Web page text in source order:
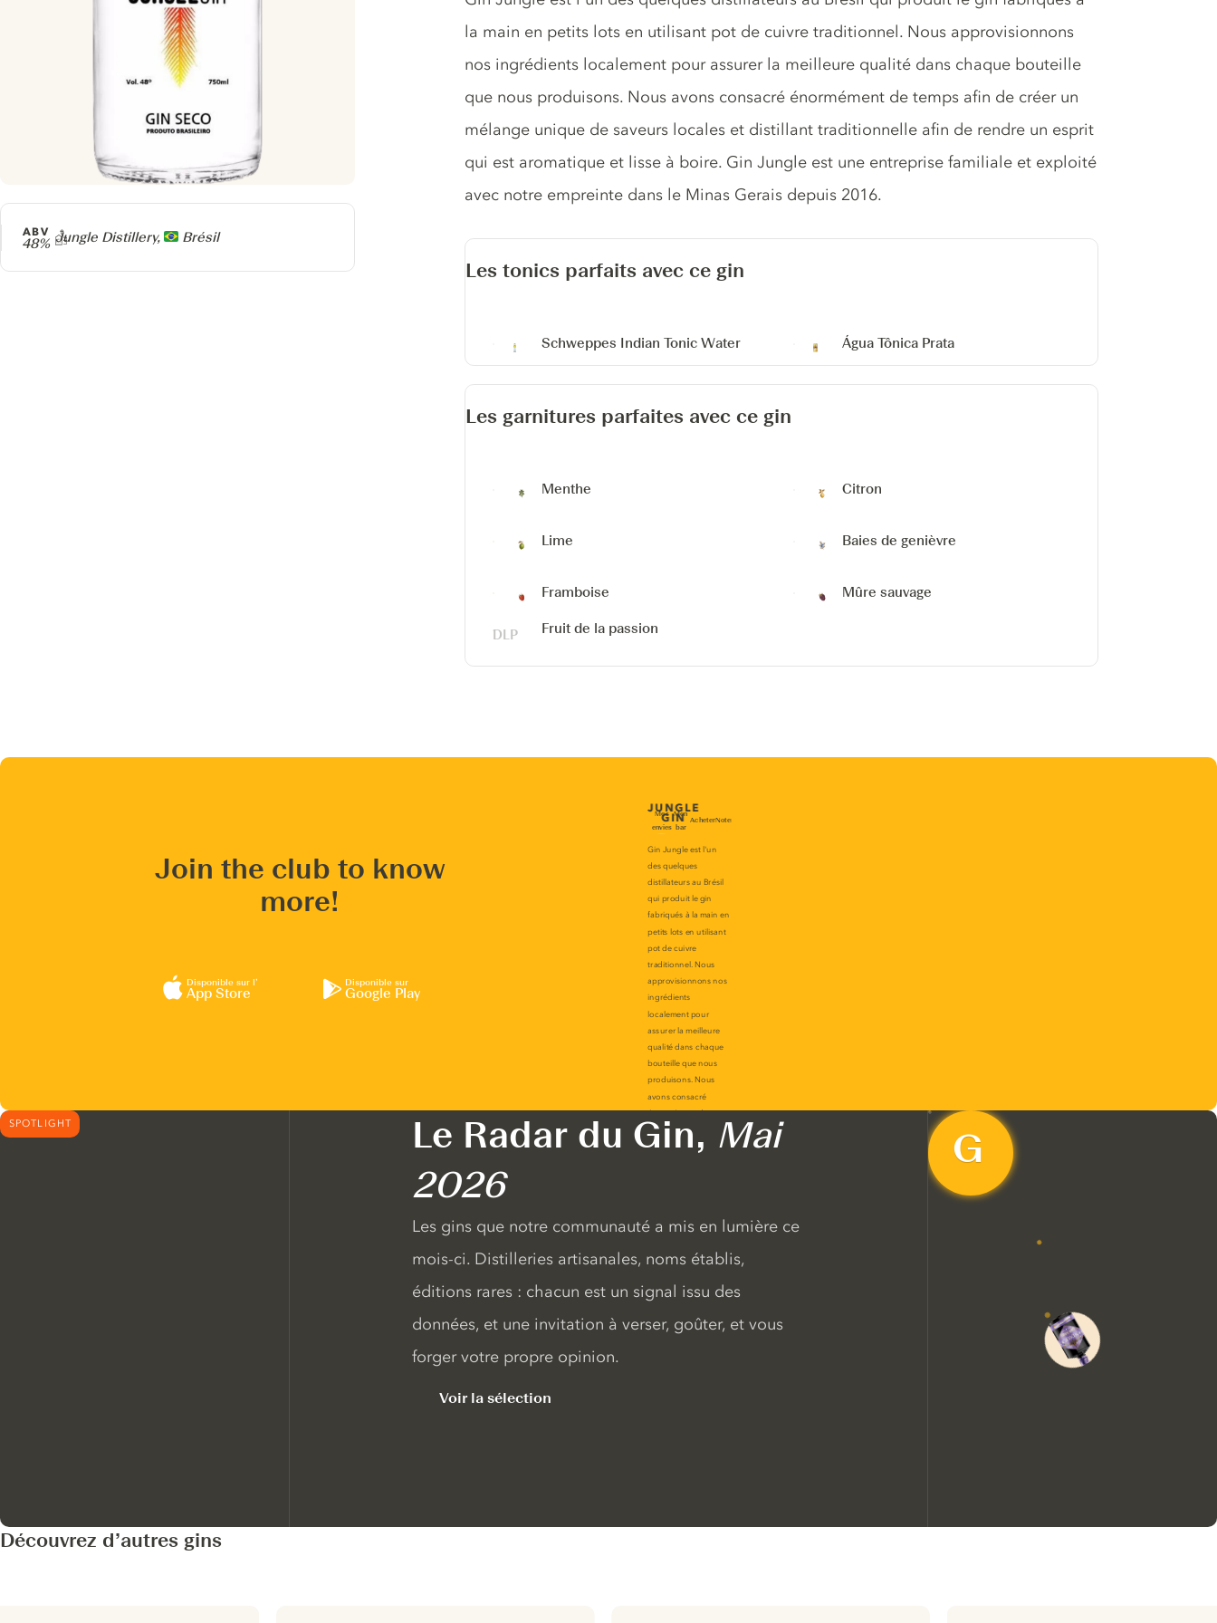
Producteur
Jungle Distillery, Brésil
ABV
48%
la main en petits lots en utilisant pot de cuivre traditionnel. Nous approvisionnons
nos ingrédients localement pour assurer la meilleure qualité dans chaque bouteille
que nous produisons. Nous avons consacré énormément de temps afin de créer un
mélange unique de saveurs locales et distillant traditionnelle afin de rendre un esprit
qui est aromatique et lisse à boire. Gin Jungle est une entreprise familiale et exploité
avec notre empreinte dans le Minas Gerais depuis 2016.
Les tonics parfaits avec ce gin
Schweppes Indian Tonic Water Água Tônica Prata
Les garnitures parfaites avec ce gin
Menthe Citron
Lime Baies de genièvre
Framboise Mûre sauvage
Fruit de la passion
Join the club to know
more!
Disponible sur l’
App Store
Disponible sur
Google Play
SPOTLIGHT Le Radar du Gin, Mai
2026
Les gins que notre communauté a mis en lumière ce
mois-ci. Distilleries artisanales, noms établis,
éditions rares : chacun est un signal issu des
données, et une invitation à verser, goûter, et vous
forger votre propre opinion.
Voir la sélection
Découvrez d’autres gins